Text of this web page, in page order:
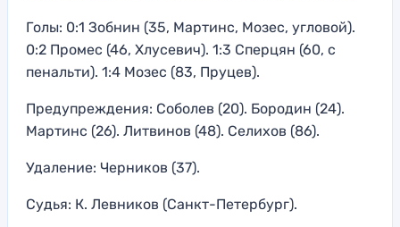
Голы: 0:1 Зобнин (35, Мартинс, Мозес, угловой).
0:2 Промес (46, Хлусевич). 1:3 Сперцян (60, с
пенальти). 1:4 Мозес (83, Пруцев).
Предупреждения: Соболев (20). Бородин (24).
Мартинс (26). Литвинов (48). Селихов (86).
Удаление: Черников (37).
Судья: К. Левников (Санкт-Петербург).